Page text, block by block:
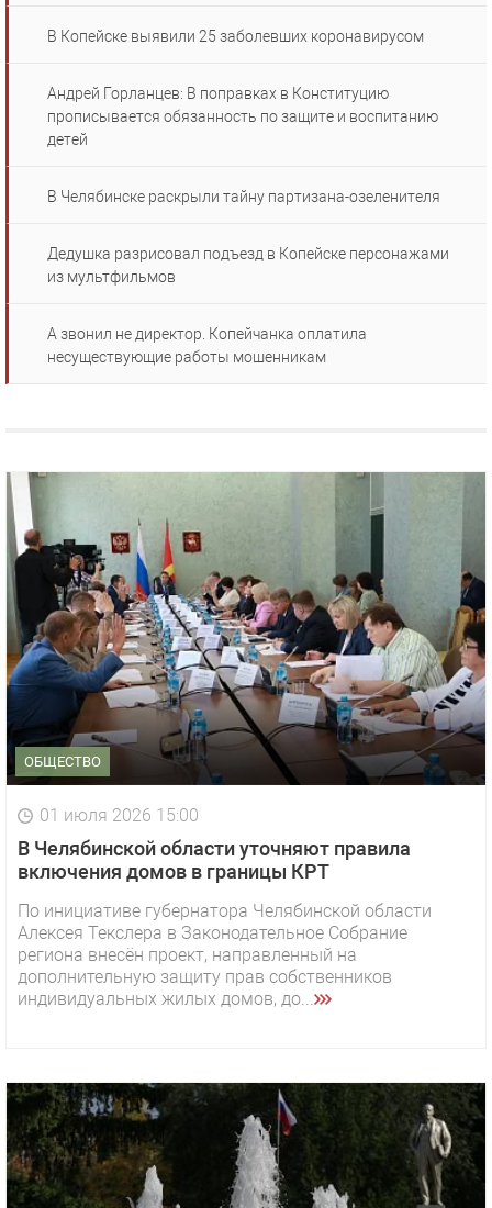
В Копейске выявили 25 заболевших коронавирусом
Андрей Горланцев: В поправках в Конституцию
прописывается обязанность по защите и воспитанию
детей
В Челябинске раскрыли тайну партизана-озеленителя
Дедушка разрисовал подъезд в Копейске персонажами
из мультфильмов
А звонил не директор. Копейчанка оплатила
несуществующие работы мошенникам
ОБЩЕСТВО
01 июля 2026 15:00
В Челябинской области уточняют правила
включения домов в границы КРТ
По инициативе губернатора Челябинской области
Алексея Текслера в Законодательное Собрание
региона внесён проект, направленный на
дополнительную защиту прав собственников
индивидуальных жилых домов, до...